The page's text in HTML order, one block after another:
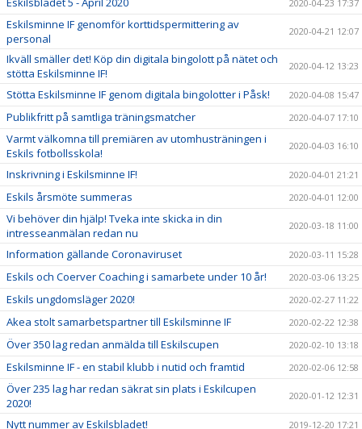
2020-04-23 17:37
Eskilsminne IF genomför korttidspermittering av
personal
2020-04-21 12:07
Ikväll smäller det! Köp din digitala bingolott på nätet och
stötta Eskilsminne IF!
2020-04-12 13:23
Stötta Eskilsminne IF genom digitala bingolotter i Påsk! 2020-04-08 15:47
Publikfritt på samtliga träningsmatcher 2020-04-07 17:10
Varmt välkomna till premiären av utomhusträningen i
Eskils fotbollsskola!
2020-04-03 16:10
Inskrivning i Eskilsminne IF! 2020-04-01 21:21
Eskils årsmöte summeras 2020-04-01 12:00
Vi behöver din hjälp! Tveka inte skicka in din
intresseanmälan redan nu
2020-03-18 11:00
Information gällande Coronaviruset 2020-03-11 15:28
Eskils och Coerver Coaching i samarbete under 10 år! 2020-03-06 13:25
Eskils ungdomsläger 2020! 2020-02-27 11:22
Akea stolt samarbetspartner till Eskilsminne IF 2020-02-22 12:38
Över 350 lag redan anmälda till Eskilscupen 2020-02-10 13:18
Eskilsminne IF - en stabil klubb i nutid och framtid 2020-02-06 12:58
Över 235 lag har redan säkrat sin plats i Eskilcupen
2020!
2020-01-12 12:31
Nytt nummer av Eskilsbladet! 2019-12-20 17:21